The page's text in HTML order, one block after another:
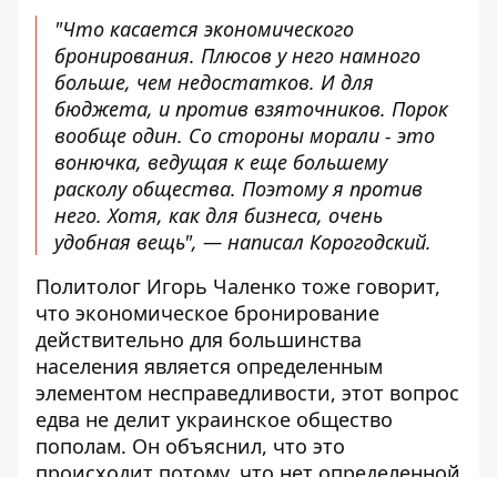
"Что касается экономического
бронирования. Плюсов у него намного
больше, чем недостатков. И для
бюджета, и против взяточников. Порок
вообще один. Со стороны морали - это
вонючка, ведущая к еще большему
расколу общества. Поэтому я против
него. Хотя, как для бизнеса, очень
удобная вещь", — написал Корогодский.
Политолог Игорь Чаленко тоже говорит,
что экономическое бронирование
действительно для большинства
населения является определенным
элементом несправедливости, этот вопрос
едва не делит украинское общество
пополам. Он объяснил, что это